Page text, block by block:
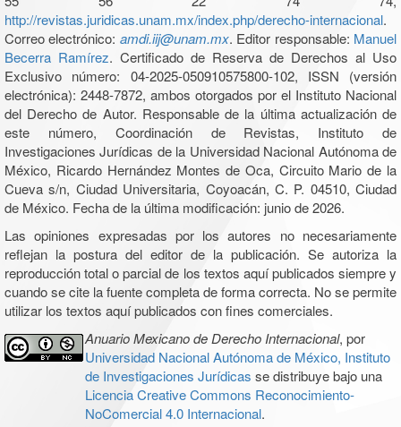
http://revistas.juridicas.unam.mx/index.php/derecho-internacional.
Correo electrónico: amdi.iij@unam.mx. Editor responsable: Manuel
Becerra Ramírez. Certificado de Reserva de Derechos al Uso
Exclusivo número: 04-2025-050910575800-102, ISSN (versión
electrónica): 2448-7872, ambos otorgados por el Instituto Nacional
del Derecho de Autor. Responsable de la última actualización de
este número, Coordinación de Revistas, Instituto de
Investigaciones Jurídicas de la Universidad Nacional Autónoma de
México, Ricardo Hernández Montes de Oca, Circuito Mario de la
Cueva s/n, Ciudad Universitaria, Coyoacán, C. P. 04510, Ciudad
de México. Fecha de la última modificación: junio de 2026.
Las opiniones expresadas por los autores no necesariamente
reflejan la postura del editor de la publicación. Se autoriza la
reproducción total o parcial de los textos aquí publicados siempre y
cuando se cite la fuente completa de forma correcta. No se permite
utilizar los textos aquí publicados con fines comerciales.
Anuario Mexicano de Derecho Internacional, por
Universidad Nacional Autónoma de México, Instituto
de Investigaciones Jurídicas se distribuye bajo una
Licencia Creative Commons Reconocimiento-
NoComercial 4.0 Internacional.